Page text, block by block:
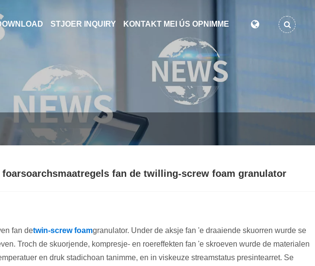
STJOER INQUIRY KONTAKT MEI ÚS OPNIMME
fan de twilling-screw foam granulator
fan detwin-screw foamgranulator. Under de aksje fan 'e draaiende skuorren wurde se
Troch de skuorjende, kompresje- en roereffekten fan 'e skroeven wurde de materialen
en druk stadichoan tanimme, en in viskeuze streamstatus presintearret. Se